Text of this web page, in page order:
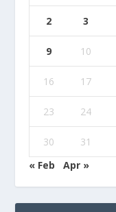
2 3
9 10
16 17
23 24
30
31
« Feb
Apr »